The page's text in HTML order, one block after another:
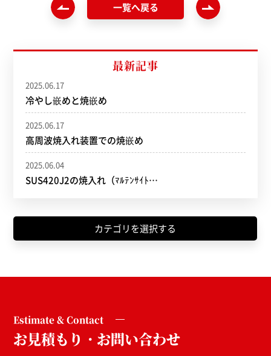
一覧へ戻る
最新記事
2025.06.17
冷やし嵌めと焼嵌め
2025.06.17
高周波焼入れ装置での焼嵌め
2025.06.04
SUS420J2の焼入れ（ﾏﾙﾃﾝｻｲﾄ…
カテゴリを選択する
Estimate & Contact
お見積もり・お問い合わせ